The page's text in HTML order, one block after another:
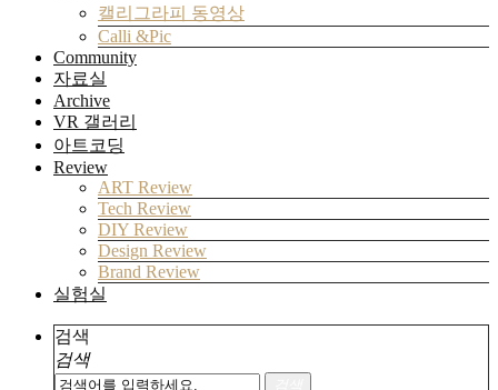
캘리그라피 동영상
Calli &Pic
Community
자료실
Archive
VR 갤러리
아트코딩
Review
ART Review
Tech Review
DIY Review
Design Review
Brand Review
실험실
검색
검색